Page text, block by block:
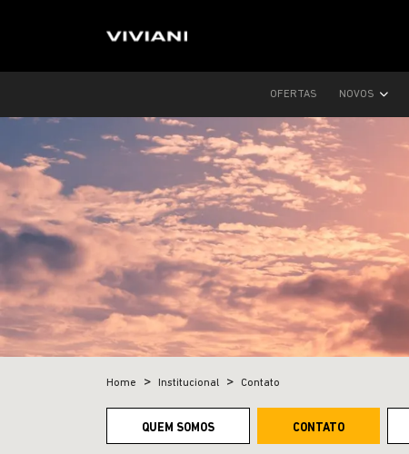
OFERTAS NOVOS
Home Institucional Contato
QUEM SOMOS CONTATO